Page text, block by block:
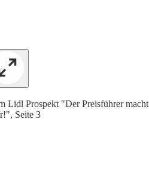
Lidl Prospekt "Der Preisführer macht
Seite 3